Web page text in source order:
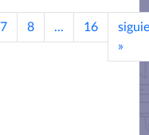
7 8 ... 16
»